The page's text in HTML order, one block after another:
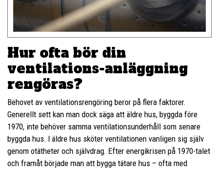
Hur ofta bör din
ventilations-anläggning
rengöras?
Behovet av ventilationsrengöring beror på flera faktorer.
Generellt sett kan man dock säga att äldre hus, byggda före
1970, inte behöver samma ventilationsunderhåll som senare
byggda hus. I äldre hus sköter ventilationen vanligen sig själv
genom otätheter och självdrag. Efter energikrisen på 1970-talet
och framåt började man att bygga tätare hus – ofta med